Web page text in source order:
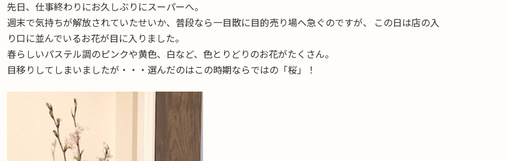
:
先日、仕事終わりにお久しぶりにスーパーへ。
週末で気持ちが解放されていたせいか、普段なら一目散に目的売り場へ急ぐのですが、 この日は店の入
り口に並んでいるお花が目に入りました。
春らしいパステル調のピンクや黄色、白など、色とりどりのお花がたくさん。
目移りしてしまいましたが・・・選んだのはこの時期ならではの「桜」！